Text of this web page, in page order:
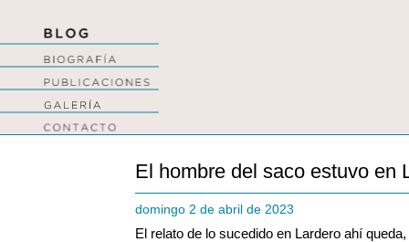
El hombre del saco estuvo en
domingo 2 de abril de 2023
El relato de lo sucedido en Lardero ahí